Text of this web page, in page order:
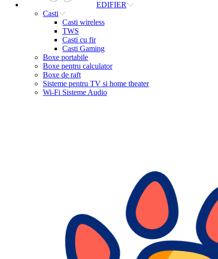
EDIFIER
Casti
Casti wireless
TWS
Casti cu fir
Casti Gaming
Boxe portabile
Boxe pentru calculator
Boxe de raft
Sisteme pentru TV si home theater
Wi-Fi Sisteme Audio